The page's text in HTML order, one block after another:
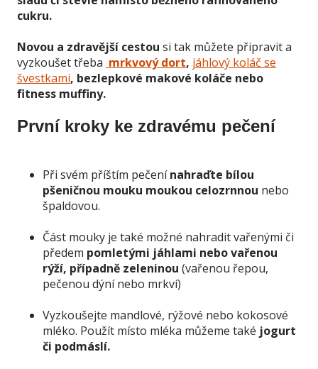
cukru.
Novou a zdravější cestou si tak můžete připravit a
vyzkoušet třeba mrkvový dort, jáhlový koláč se
švestkami, bezlepkové makové koláče nebo
fitness muffiny.
První kroky ke zdravému pečení
Při svém příštím pečenínahraďte bílou
pšeničnou mouku moukou celozrnnou nebo
špaldovou.
Část mouky je také možné nahradit vařenými či
předem pomletými jáhlami nebo vařenou
rýží, případně zeleninou (vařenou řepou,
pečenou dýní nebo mrkví)
Vyzkoušejte mandlové, rýžové nebo kokosové
mléko. Použít místo mléka můžeme také jogurt
či podmáslí.